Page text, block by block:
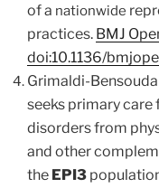
of a nationwide
practices. BMJ
doi:10.1136/
Grimaldi-
seeks primary care
disorders from
and other
the EPI3